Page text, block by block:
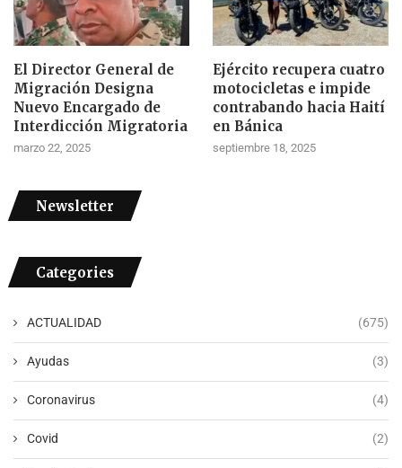
El Director General de
Migración Designa
Nuevo Encargado de
Interdicción Migratoria
marzo 22, 2025
Ejército recupera cuatro
motocicletas e impide
contrabando hacia Haití
en Bánica
septiembre 18, 2025
Newsletter
Categories
ACTUALIDAD (675)
Ayudas (3)
Coronavirus (4)
Covid (2)